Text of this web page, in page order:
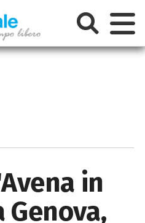
in
Genova,